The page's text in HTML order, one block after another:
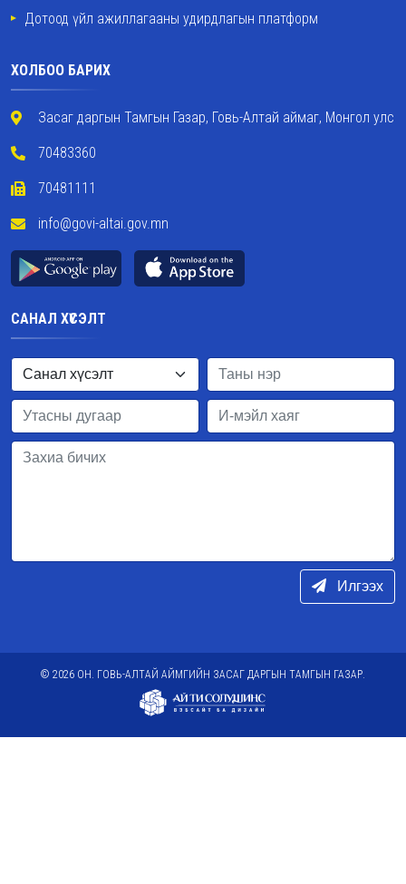
Дотоод үйл ажиллагааны удирдлагын платформ
ХОЛБОО БАРИХ
Засаг даргын Тамгын Газар, Говь-Алтай аймаг, Монгол улс
70483360
70481111
info@govi-altai.gov.mn
САНАЛ ХҮСЭЛТ
Илгээх
© 2026 ОН. ГОВЬ-АЛТАЙ АЙМГИЙН ЗАСАГ ДАРГЫН ТАМГЫН ГАЗАР.